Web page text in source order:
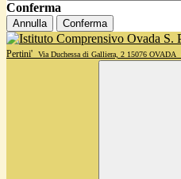
Conferma
Annulla Conferma
Pertini'
Via Duchessa di Galliera, 2 15076 OVADA